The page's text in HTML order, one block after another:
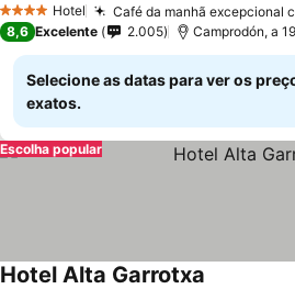
4 EstrelasHotel Café da manhã excepcional
8,6 Excelente 2.005 Camprodón, a
Selecione as datas para ver os
exatos.
Escolha popular
Hotel Alta Garrotxa